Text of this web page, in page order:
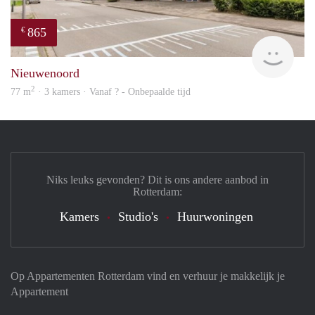
€ 865
Nieuwenoord
77 m2 · 3 kamers · Vanaf ? - Onbepaalde tijd
Op Appartementen Rotterdam vind en verhuur je makkelijk je
Appartement
Niks leuks gevonden? Dit is ons andere aanbod in
Rotterdam:
Kamers Studio's Huurwoningen